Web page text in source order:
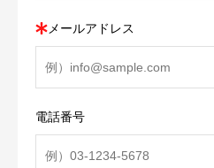
メールアドレス
電話番号